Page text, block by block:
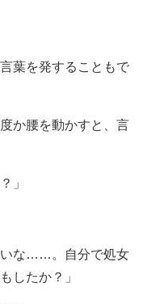
葉を発することもで
か腰を動かすと、言
」
いな……。自分で処女
したか？」